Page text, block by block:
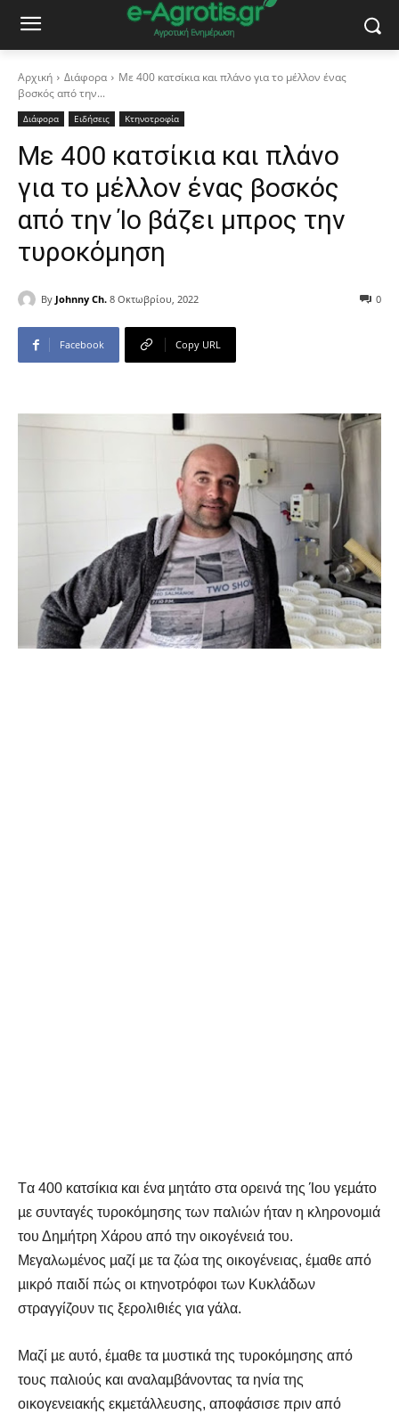
Αρχική Διάφορα
Με 400 κατσίκια και πλάνο για το μέλλον ένας
βοσκός από την...
Διάφορα Ειδήσεις Κτηνοτροφία
Με 400 κατσίκια και πλάνο
για το μέλλον ένας βοσκός
από την Ίο βάζει μπρος την
τυροκόμηση
By Johnny Ch. 8 Οκτωβρίου, 2022 0
Facebook Copy URL
Tα 400 κατσίκια και ένα µητάτο στα ορεινά της Ίου γεµάτο
µε συνταγές τυροκόµησης των παλιών ήταν η κληρονοµιά
του Δηµήτρη Χάρου από την οικογένειά του.
Μεγαλωµένος µαζί µε τα ζώα της οικογένειας, έµαθε από
µικρό παιδί πώς οι κτηνοτρόφοι των Κυκλάδων
στραγγίζουν τις ξερολιθιές για γάλα.
Μαζί µε αυτό, έµαθε τα µυστικά της τυροκόµησης από
τους παλιούς και αναλαµβάνοντας τα ηνία της
οικογενειακής εκµετάλλευσης, αποφάσισε πριν από